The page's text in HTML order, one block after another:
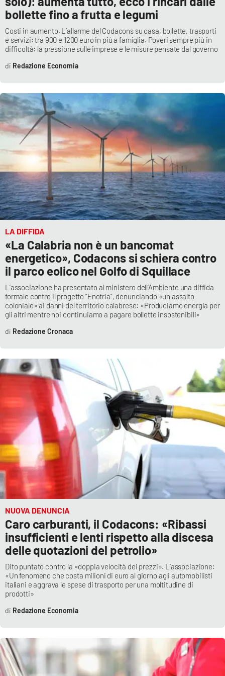
SPECIALI
Buona Sanità Calabria
LA
CALABRIAVISIONE
Eventi
Food
Storie
LAC
NETWORK
Lacplay.it
Lactv.it
Laconair.it
Lacitymag.it
Lacapitalenews.it
Ilreggino.it
Cosenzachannel.it
Ilvibonese.it
Catanzarochannel.it
APP
Android
bollette fino a frutta e legumi
Costi in aumento. L’allarme del Codacons su casa, bollette, trasporti
e servizi: tra 900 e 1200 euro in più a famiglia. Poveri sempre più in
difficoltà: la pressione sulle imprese e le misure pensate dal governo
Redazione Economia
LA DIFFIDA
«La Calabria non è un bancomat
energetico», Codacons si schiera contro
il parco eolico nel Golfo di Squillace
L’associazione ha presentato al ministero dell’Ambiente una diffida
formale contro il progetto “Enotria”, denunciando «un assalto
coloniale» ai danni del territorio calabrese: «Produciamo energia per
gli altri mentre noi continuiamo a pagare bollette insostenibili»
Redazione Cronaca
NUOVA DENUNCIA
Caro carburanti, il Codacons: «Ribassi
insufficienti e lenti rispetto alla discesa
delle quotazioni del petrolio»
Dito puntato contro la «doppia velocità dei prezzi». L’associazione:
«Un fenomeno che costa milioni di euro al giorno agli automobilisti
italiani e aggrava le spese di trasporto per una moltitudine di
prodotti»
Redazione Economia